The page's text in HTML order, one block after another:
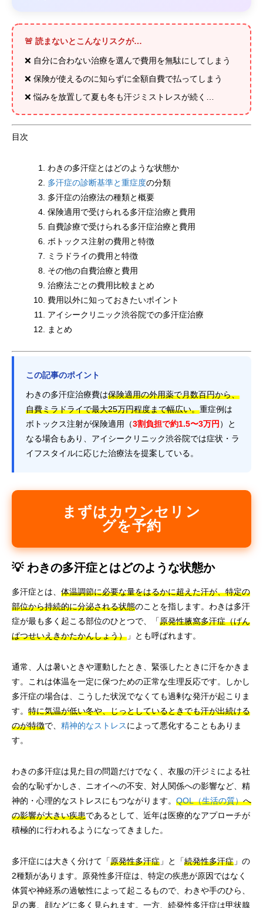
🚨 読まないとこんなリスクが…
❌ 自分に合わない治療を選んで費用を無駄にしてしまう
❌ 保険が使えるのに知らずに全額自費で払ってしまう
❌ 悩みを放置して夏も冬も汗ジミストレスが続く…
目次
わきの多汗症とはどのような状態か
多汗症の診断基準と重症度の分類
多汗症の治療法の種類と概要
保険適用で受けられる多汗症治療と費用
自費診療で受けられる多汗症治療と費用
ボトックス注射の費用と特徴
ミラドライの費用と特徴
その他の自費治療と費用
治療法ごとの費用比較まとめ
費用以外に知っておきたいポイント
アイシークリニック渋谷院での多汗症治療
まとめ
この記事のポイント
わきの多汗症治療費は保険適用の外用薬で月数百円から、
自費ミラドライで最大25万円程度まで幅広い。重症例は
ボトックス注射が保険適用（3割負担で約1.5〜3万円 ）と
なる場合もあり、アイシークリニック渋谷院では症状・ラ
イフスタイルに応じた治療法を提案している。
まずはカウンセリン
グを予約
💡 わきの多汗症とはどのような状態か
多汗症とは、 体温調節に必要な量をはるかに超えた汗が、特定の
部位から持続的に分泌される状態のことを指します。わきは多汗
症が最も多く起こる部位のひとつで、「原発性腋窩多汗症（げん
ぱつせいえきかたかんしょう） 」とも呼ばれます。
通常、人は暑いときや運動したとき、緊張したときに汗をかきま
す。これは体温を一定に保つための正常な生理反応です。しかし
多汗症の場合は、こうした状況でなくても過剰な発汗が起こりま
す。 特に気温が低い冬や、じっとしているときでも汗が出続ける
のが特徴で、 精神的なストレスによって悪化することもありま
す。
わきの多汗症は見た目の問題だけでなく、衣服の汗ジミによる社
会的な恥ずかしさ、ニオイへの不安、対人関係への影響など、精
神的・心理的なストレスにもつながります。 QOL（生活の質）へ
の影響が大きい疾患であるとして、近年は医療的なアプローチが
積極的に行われるようになってきました。
多汗症には大きく分けて「原発性多汗症 」と「続発性多汗症 」の
2種類があります。原発性多汗症は、特定の疾患が原因ではなく
体質や神経系の過敏性によって起こるもので、わきや手のひら、
足の裏、顔などに多く見られます。一方、続発性多汗症は甲状腺